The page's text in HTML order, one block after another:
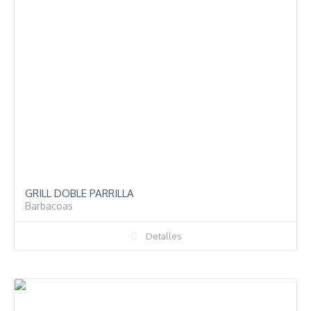
GRILL DOBLE PARRILLA
Barbacoas
Detalles